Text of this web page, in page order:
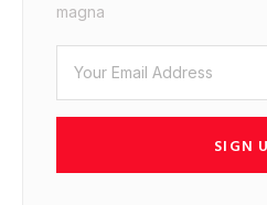
magna
SIGN